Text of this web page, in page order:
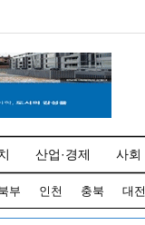
산업·경제 사회
부 인천 충북 대